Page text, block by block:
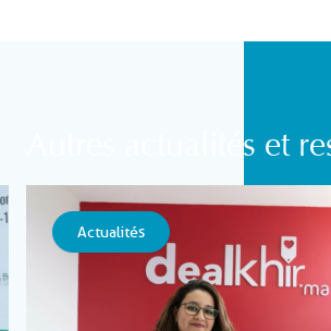
Autres actualités et
Actualités